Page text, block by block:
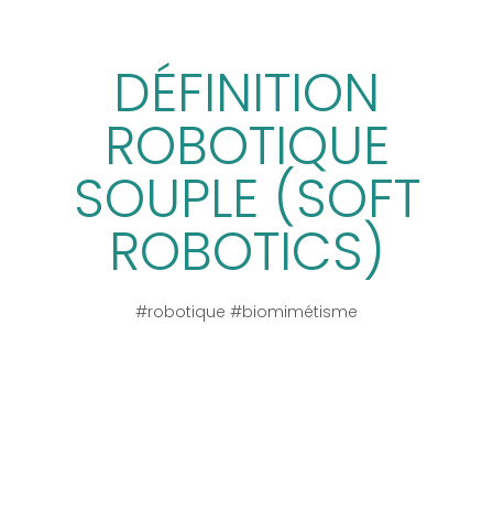
DÉFINITION
ROBOTIQUE
SOUPLE (SOFT
ROBOTICS)
#robotique #biomimétisme